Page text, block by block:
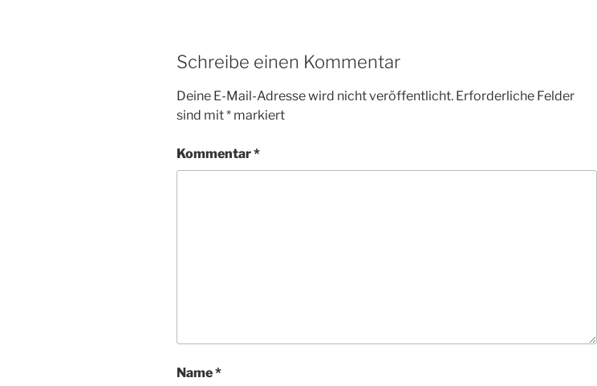
Schreibe einen Kommentar
Deine E-Mail-Adresse wird nicht veröffentlicht. Erforderliche Felder
sind mit* markiert
Kommentar*
Name*